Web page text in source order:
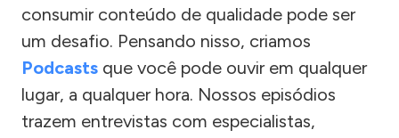
consumir conteúdo de qualidade pode ser
um desafio. Pensando nisso, criamos
Podcasts que você pode ouvir em qualquer
lugar, a qualquer hora. Nossos episódios
trazem entrevistas com especialistas,